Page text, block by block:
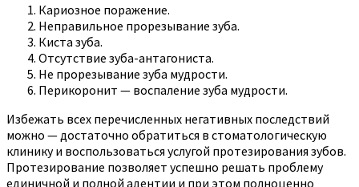
Кариозное поражение.
Неправильное прорезывание зуба.
Киста зуба.
Отсутствие зуба-антагониста.
Не прорезывание зуба мудрости.
Перикоронит — воспаление зуба мудрости.
Избежать всех перечисленных негативных последствий
можно — достаточно обратиться в стоматологическую
клинику и воспользоваться услугой протезирования зубов.
Протезирование позволяет успешно решать проблему
единичной и полной адентии и при этом полноценно